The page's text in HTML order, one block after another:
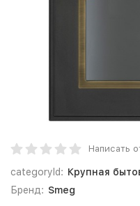
Написать
categoryId: Крупная
Бренд: Smeg